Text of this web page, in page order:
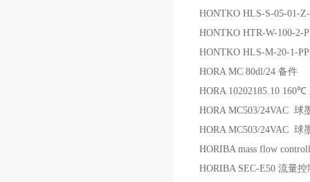
HONTKO HLS-S-05-01-
HONTKO HTR-W-100-2-
HONTKO HLS-M-20-1-
HORA MC 80dl/24 备件
HORA 10202185.10 160℃
HORA MC503/24VAC 球
HORA MC503/24VAC 球
HORIBA mass flow
HORIBA SEC-E50 流量控